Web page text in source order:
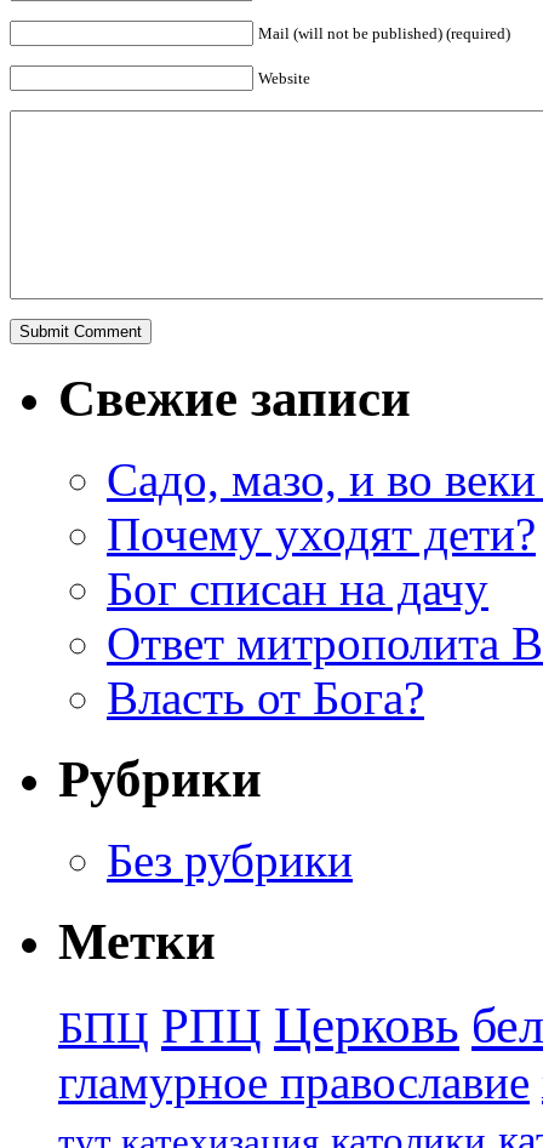
Mail (will not be published) (required)
Website
Свежие записи
Садо, мазо, и во веки
Почему уходят дети?
Бог списан на дачу
Ответ митрополита
Власть от Бога?
Рубрики
Без рубрики
Метки
БПЦ РПЦ Церковь
гламурное православие